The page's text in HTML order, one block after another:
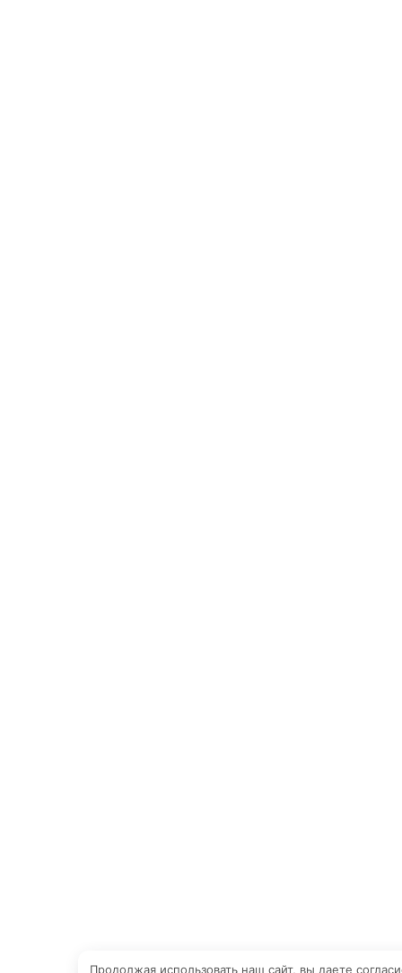
Продолжая использовать наш сайт, вы даете